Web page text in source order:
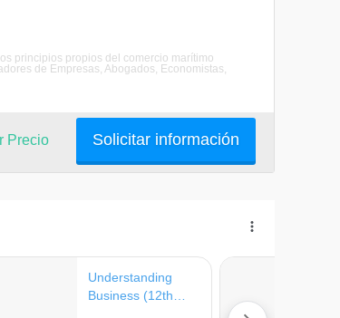
principios propios del comercio marítimo
de Empresas, Abogados, Economistas,
Solicitar información
Precio